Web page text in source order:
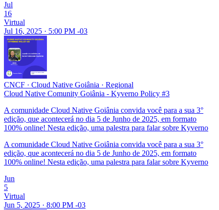
Jul
16
Virtual
Jul 16, 2025 · 5:00 PM -03
CNCF · Cloud Native Goiânia · Regional
Cloud Native Comunity Goiânia - Kyverno Policy #3
A comunidade Cloud Native Goiânia convida você para a sua 3°
edição, que acontecerá no dia 5 de Junho de 2025, em formato
100% online! Nesta edição, uma palestra para falar sobre Kyverno
A comunidade Cloud Native Goiânia convida você para a sua 3°
edição, que acontecerá no dia 5 de Junho de 2025, em formato
100% online! Nesta edição, uma palestra para falar sobre Kyverno
Jun
5
Virtual
Jun 5, 2025 · 8:00 PM -03